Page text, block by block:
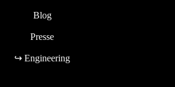
Blog
Presse
↪ Engineering